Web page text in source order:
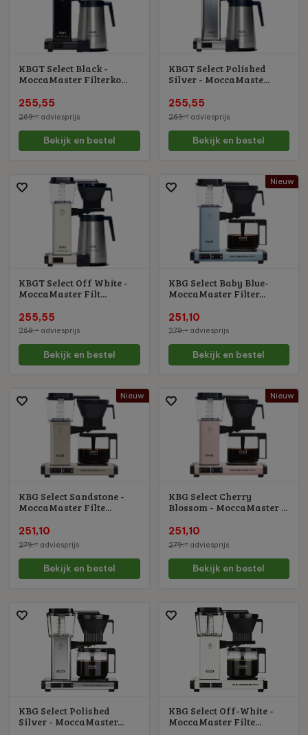
KBGT Select Black -
MoccaMaster Filterko...
255,55
269,- adviesprijs
Bekijk en bestel
KBGT Select Polished
Silver - MoccaMaste...
255,55
269,-adviesprijs
Bekijk en bestel
KBGT Select Off White -
MoccaMaster Filt...
255,55
269,- adviesprijs
Bekijk en bestel
Nieuw
KBG Select Baby Blue-
MoccaMaster Filter...
251,10
279,-adviesprijs
Bekijk en bestel
Nieuw
KBG Select Sandstone -
MoccaMaster Filte...
251,10
279,- adviesprijs
Bekijk en bestel
Nieuw
KBG Select Cherry
Blossom - MoccaMaster ...
251,10
279,-adviesprijs
Bekijk en bestel
KBG Select Polished
Silver - MoccaMaster...
KBG Select Off-White -
MoccaMaster Filte...